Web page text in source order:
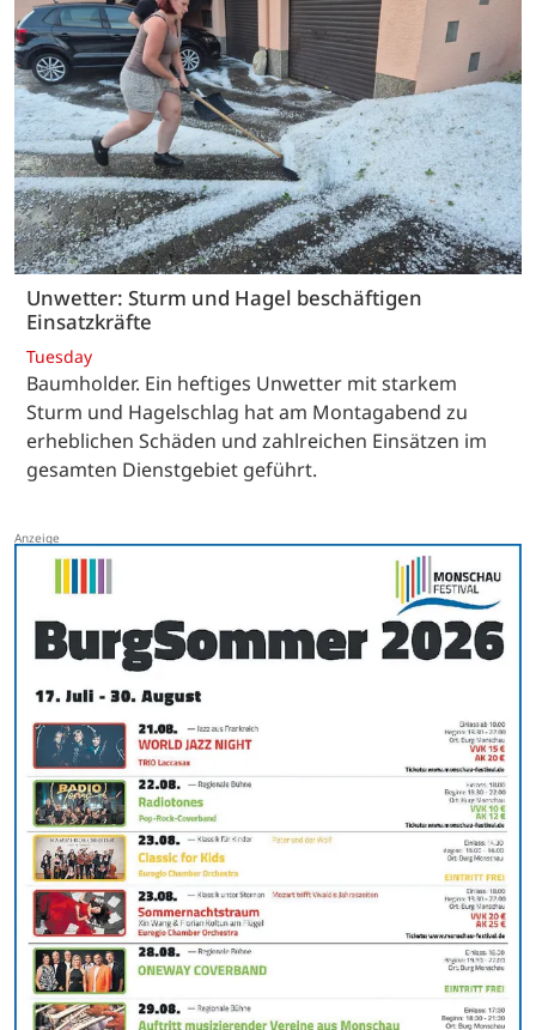
Unwetter: Sturm und Hagel beschäftigen
Einsatzkräfte
Tuesday
Baumholder. Ein heftiges Unwetter mit starkem
Sturm und Hagelschlag hat am Montagabend zu
erheblichen Schäden und zahlreichen Einsätzen im
gesamten Dienstgebiet geführt.